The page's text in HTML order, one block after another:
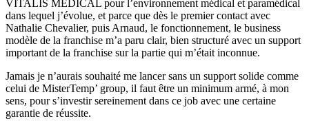
VITALIS MEDICAL pour l’environnement médical et paramédical
dans lequel j’évolue, et parce que dès le premier contact avec
Nathalie Chevalier, puis Arnaud, le fonctionnement, le business
modèle de la franchise m’a paru clair, bien structuré avec un support
important de la franchise sur la partie qui m’était inconnue.
Jamais je n’aurais souhaité me lancer sans un support solide comme
celui de MisterTemp’ group, il faut être un minimum armé, à mon
sens, pour s’investir sereinement dans ce job avec une certaine
garantie de réussite.